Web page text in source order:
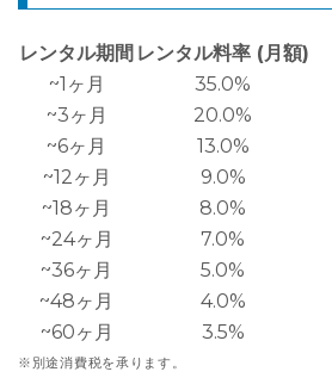
レンタル期間 レンタル料率 (月額)
~1ヶ月
35.0%
~3ヶ月
20.0%
~6ヶ月
13.0%
~12ヶ月
9.0%
~18ヶ月
8.0%
~24ヶ月
7.0%
~36ヶ月
5.0%
~48ヶ月
4.0%
~60ヶ月
3.5%
※別途消費税を承ります。